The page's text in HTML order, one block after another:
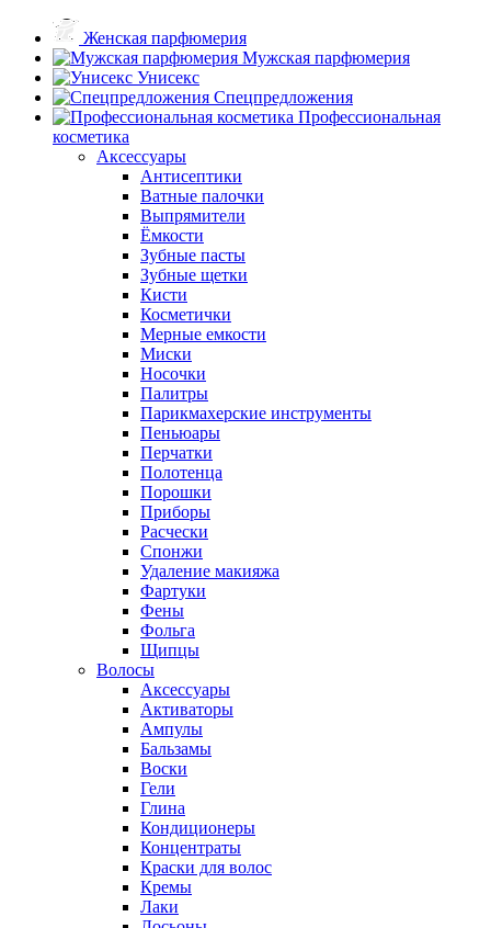
Женская парфюмерия
Мужская парфюмерия
Унисекс
Спецпредложения
Профессиональная
косметика
Аксессуары
Антисептики
Ватные палочки
Выпрямители
Ёмкости
Зубные пасты
Зубные щетки
Кисти
Косметички
Мерные емкости
Миски
Носочки
Палитры
Парикмахерские инструменты
Пеньюары
Перчатки
Полотенца
Порошки
Приборы
Расчески
Спонжи
Удаление макияжа
Фартуки
Фены
Фольга
Щипцы
Волосы
Аксессуары
Активаторы
Ампулы
Бальзамы
Воски
Гели
Глина
Кондиционеры
Концентраты
Краски для волос
Кремы
Лаки